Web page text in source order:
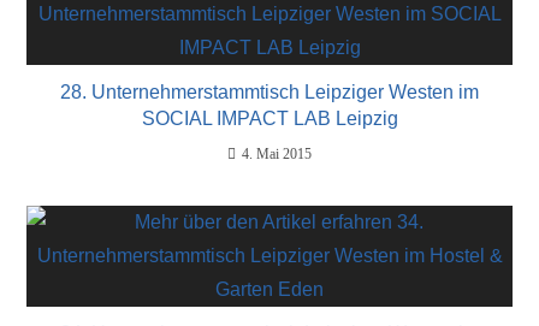
28. Unternehmerstammtisch Leipziger Westen im
SOCIAL IMPACT LAB Leipzig
4. Mai 2015